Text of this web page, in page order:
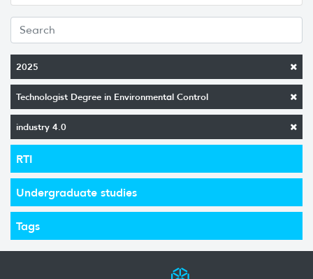
2025
Technologist Degree in Environmental Control
industry 4.0
RTI
Undergraduate studies
Tags